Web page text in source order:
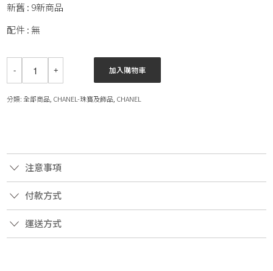
新舊 : 9新商品
配件 : 無
加入購物車
分類:全部商品 CHANEL-珠寶及飾品 CHANEL
注意事項
付款方式
運送方式